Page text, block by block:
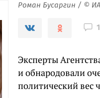
Роман Бусаргин / ©
1
Эксперты
и обнародовали
политический вес